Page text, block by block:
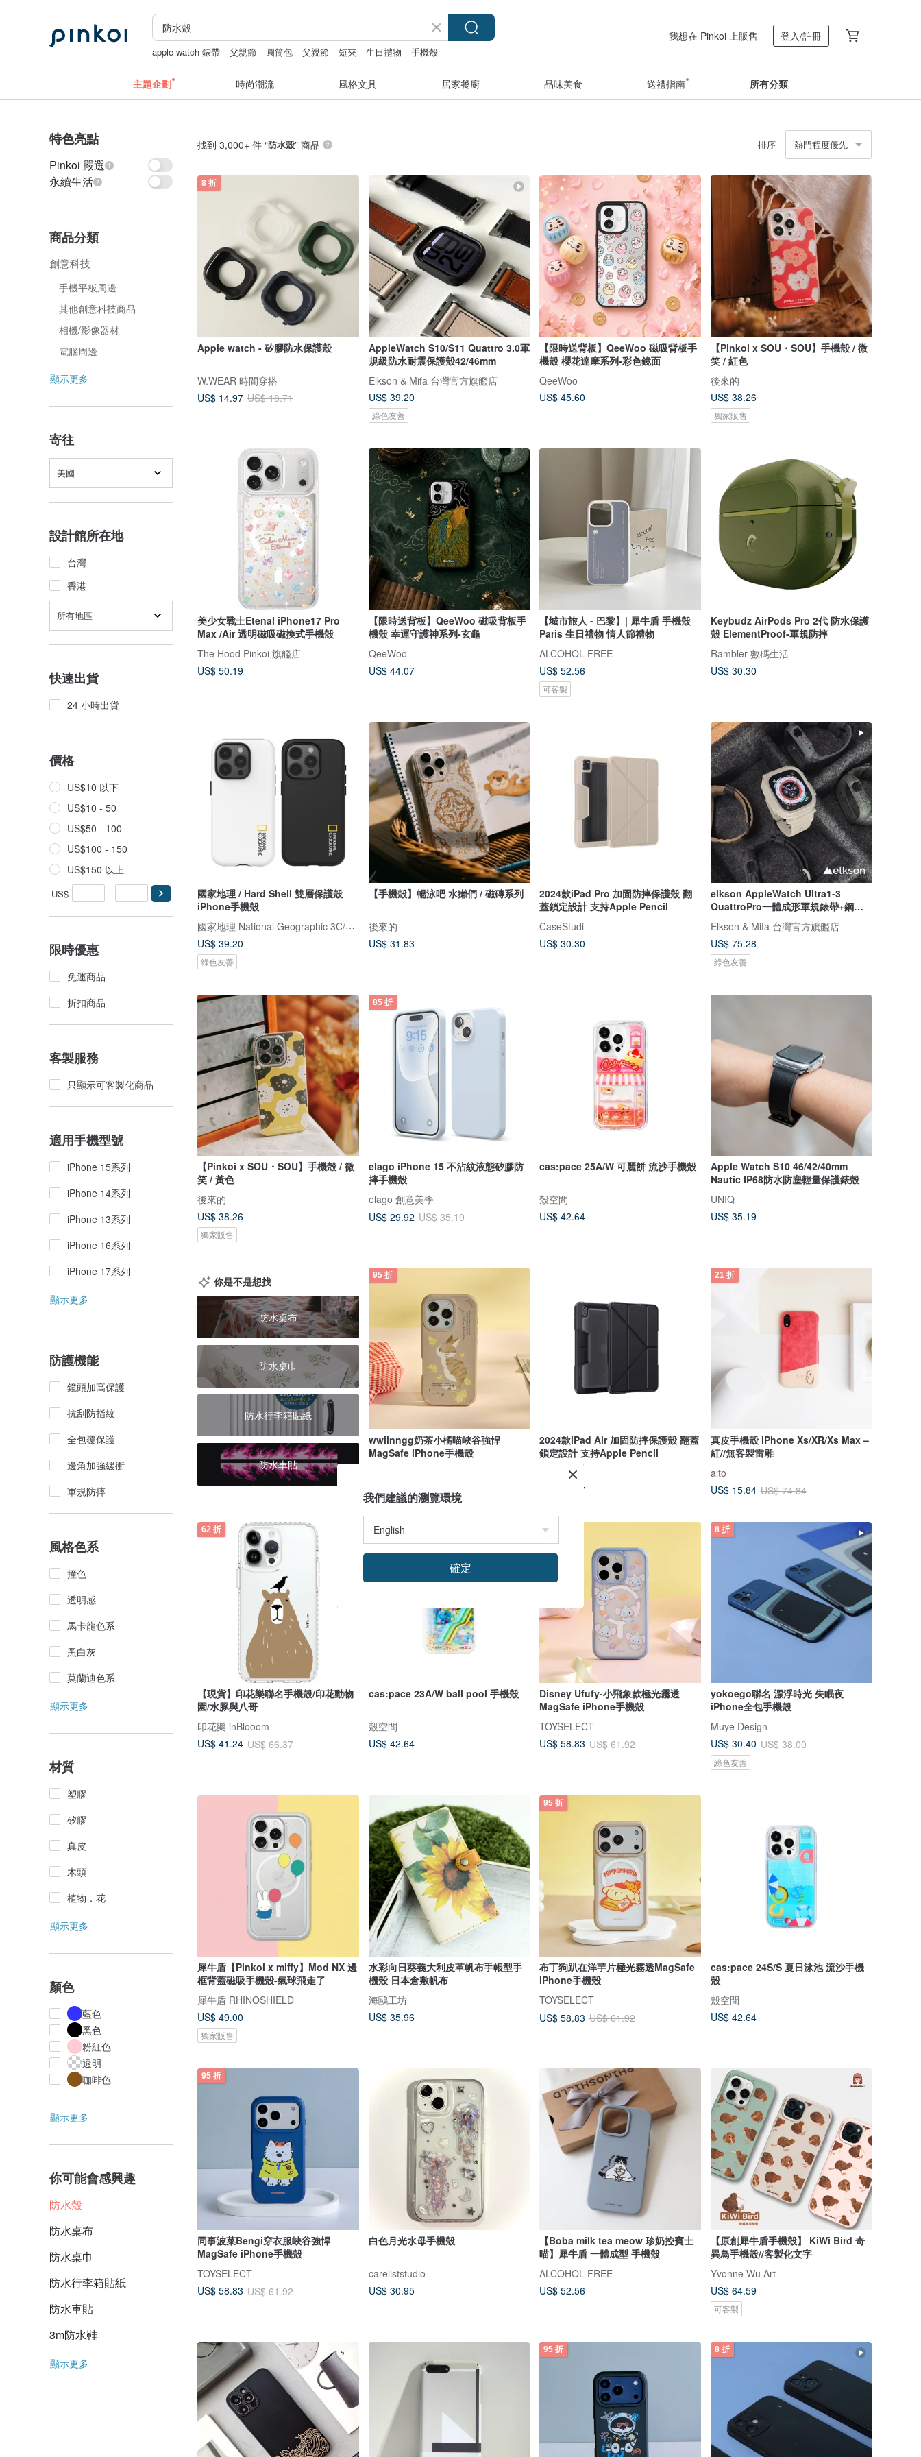
apple watch 錶帶 父親節 圓筒包 父親節 短夾 生日禮物
手機殼
我想在 Pinkoi 上販售 登入/註冊
主題企劃 時尚潮流 風格文具 居家餐廚 品味美食 送禮指南 所有分類
特色亮點
Pinkoi 嚴選
永續生活
商品分類
創意科技
手機平板周邊
其他創意科技商品
相機/影像器材
電腦周邊
顯示更多
寄往
美國
設計館所在地
台灣
香港
所有地區
快速出貨
24 小時出貨
價格
US$10 以下
US$10 - 50
US$50 - 100
US$100 - 150
US$150 以上
US$ -
限時優惠
免運商品
折扣商品
客製服務
只顯示可客製化商品
適用手機型號
iPhone 15系列
iPhone 14系列
iPhone 13系列
iPhone 16系列
iPhone 17系列
顯示更多
防護機能
鏡頭加高保護
抗刮防指紋
全包覆保護
邊角加強緩衝
軍規防摔
風格色系
撞色
透明感
馬卡龍色系
黑白灰
莫蘭迪色系
顯示更多
材質
塑膠
矽膠
真皮
木頭
植物．花
顯示更多
顏色
藍色
黑色
粉紅色
透明
咖啡色
顯示更多
你可能會感興趣
防水殼
防水桌布
防水桌巾
防水行李箱貼紙
防水車貼
3m防水鞋
顯示更多
找到 3,000+ 件 “防水殼” 商品 排序 熱門程度優先
8 折
Apple watch - 矽膠防水保護殼
W.WEAR 時間穿搭
US$ 14.97 US$ 18.71
AppleWatch S10/S11 Quattro 3.0軍
規級防水耐震保護殼42/46mm
Elkson & Mifa 台灣官方旗艦店
US$ 39.20
綠色友善
【限時送背板】QeeWoo 磁吸背板手
機殼 櫻花達摩系列-彩色鏡面
QeeWoo
US$ 45.60
【Pinkoi x SOU・SOU】手機殻 / 微
笑 / 紅色
後來的
US$ 38.26
獨家販售
美少女戰士Etenal iPhone17 Pro
Max /Air 透明磁吸磁換式手機殻
The Hood Pinkoi 旗艦店
US$ 50.19
【限時送背板】QeeWoo 磁吸背板手
機殼 幸運守護神系列-玄龜
QeeWoo
US$ 44.07
【城市旅人 - 巴黎】| 犀牛盾 手機殼
Paris 生日禮物 情人節禮物
ALCOHOL FREE
US$ 52.56
可客製
Keybudz AirPods Pro 2代 防水保護
殼 ElementProof-軍規防摔
Rambler 數碼生活
US$ 30.30
國家地理 / Hard Shell 雙層保護殼
iPhone手機殼
國家地理 National Geographic 3C/手機週邊配件
US$ 39.20
綠色友善
【手機殻】暢泳吧 水獺們 / 磁磚系列
後來的
US$ 31.83
2024款iPad Pro 加固防摔保護殼 翻
蓋鎖定設計 支持Apple Pencil
CaseStudi
US$ 30.30
elkson AppleWatch Ultra1-3
QuattroPro一體成形軍規錶帶+鋼化
膜
Elkson & Mifa 台灣官方旗艦店
US$ 75.28
綠色友善
【Pinkoi x SOU・SOU】手機殻 / 微
笑 / 黃色
後來的
US$ 38.26
獨家販售
85 折
elago iPhone 15 不沾紋液態矽膠防
摔手機殼
elago 創意美學
US$ 29.92 US$ 35.19
cas:pace 25A/W 可麗餅 流沙手機殼
殼空間
US$ 42.64
Apple Watch S10 46/42/40mm
Nautic IP68防水防塵輕量保護錶殼
UNIQ
US$ 35.19
你是不是想找
防水桌布
防水桌巾
防水行李箱貼紙
防水車貼
95 折
wwiinngg奶茶小橘喵峽谷強悍
MagSafe iPhone手機殼
US$ 58.83 US$ 61.92
2024款iPad Air 加固防摔保護殼 翻蓋
鎖定設計 支持Apple Pencil
CaseStudi
US$ 28.77
21 折
真皮手機殼 iPhone Xs/XR/Xs Max –
紅//無客製雷雕
alto
US$ 15.84 US$ 74.84
62 折
【現貨】印花樂聯名手機殼/印花動物
園/水豚與八哥
印花樂 inBlooom
US$ 41.24 US$ 66.37
cas:pace 23A/W ball pool 手機殼
殼空間
US$ 42.64
95 折
Disney Ufufy-小飛象款極光霧透
MagSafe iPhone手機殼
TOYSELECT
US$ 58.83 US$ 61.92
8 折
yokoego聯名 漂浮時光 失眠夜
iPhone全包手機殼
Muye Design
US$ 30.40 US$ 38.00
綠色友善
犀牛盾【Pinkoi x miffy】Mod NX 邊
框背蓋磁吸手機殼-氣球飛走了
犀牛盾 RHINOSHIELD
US$ 49.00
獨家販售
水彩向日葵義大利皮革帆布手帳型手
機殼 日本倉敷帆布
海鷗工坊
US$ 35.96
95 折
布丁狗趴在洋芋片極光霧透MagSafe
iPhone手機殼
TOYSELECT
US$ 58.83 US$ 61.92
cas:pace 24S/S 夏日泳池 流沙手機
殼
殼空間
US$ 42.64
95 折
同事波菜Bengi穿衣服峽谷強悍
MagSafe iPhone手機殼
TOYSELECT
US$ 58.83 US$ 61.92
白色月光水母手機殼
careliststudio
US$ 30.95
【Boba milk tea meow 珍奶控賓士
喵】犀牛盾 一體成型 手機殼
ALCOHOL FREE
US$ 52.56
【原創犀牛盾手機殼】 KiWi Bird 奇
異鳥手機殼//客製化文字
Yvonne Wu Art
US$ 64.59
可客製
95 折 8 折
我們建議的瀏覽環境
確定